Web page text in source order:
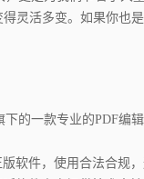
得灵活多变。如果你也
的一款专业的PDF编
软件，使用合法合规